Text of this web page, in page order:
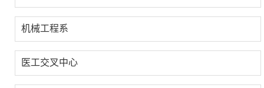
机械工程系
医工交叉中心